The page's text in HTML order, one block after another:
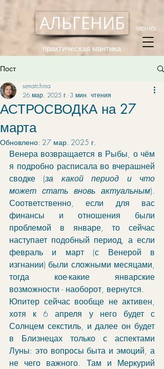
АЛЬГЕНИБ
практическая мантика
МЕНЮ:
Пост
АСТРОСВОДКА на 27
марта
senatchina
26 мар. 2025 г. 3 мин. чтения
Обновлено: 27 мар. 2025 г.
Венера возвращается в Рыбы, о чём
я подробно расписала во вчерашней
сводке (за какой период и что
может стать вновь актуальным).
Соответственно, если для вас
финансы и отношения были
проблемой в январе, то сейчас
наступает подобный период, а если
февраль и март (с Венерой в
изгнании) были сложными месяцами,
тогда кое-какие январские
возможности - наоборот, вернутся.
Юпитер сейчас вообще не активен,
хотя к 6 апреля у него будет с
Солнцем секстиль, и далее он будет
в Близнецах только с аспектами
Луны: это вопросы быта и эмоций, а
не чего важного. Там и Меркурий